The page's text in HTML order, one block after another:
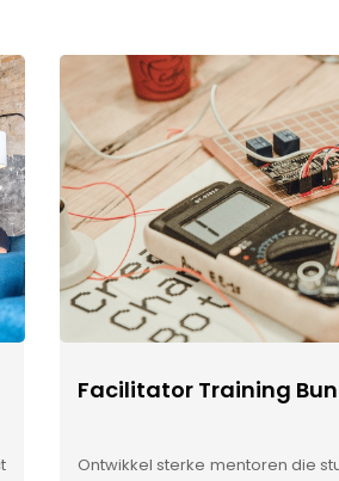
Facilitator Training
Ontwikkel sterke mentoren die